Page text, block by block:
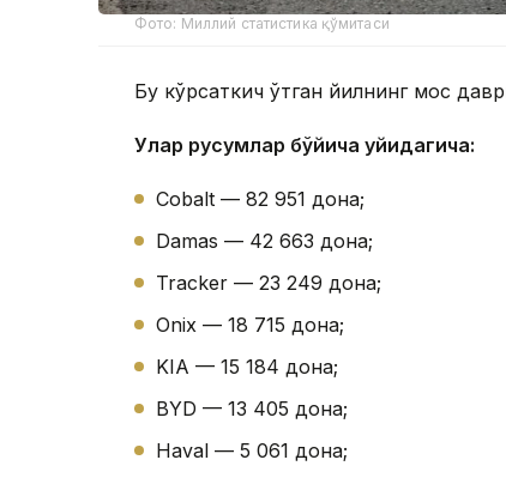
Фото: Миллий статистика қўмитаси
Бу кўрсаткич ўтган йилнинг мос
Улар русумлар бўйича қуйидагича:
Cobalt — 82 951 дона;
Damas — 42 663 дона;
Tracker — 23 249 дона;
Onix — 18 715 дона;
KIA — 15 184 дона;
BYD — 13 405 дона;
Haval — 5 061 дона;